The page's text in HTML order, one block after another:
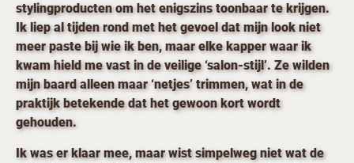
stylingproducten om het enigszins toonbaar te krijgen.
Ik liep al tijden rond met het gevoel dat mijn look niet
meer paste bij wie ik ben, maar elke kapper waar ik
kwam hield me vast in de veilige ‘salon-stijl’. Ze wilden
mijn baard alleen maar ‘netjes’ trimmen, wat in de
praktijk betekende dat het gewoon kort wordt
gehouden.
Ik was er klaar mee, maar wist simpelweg niet wat de